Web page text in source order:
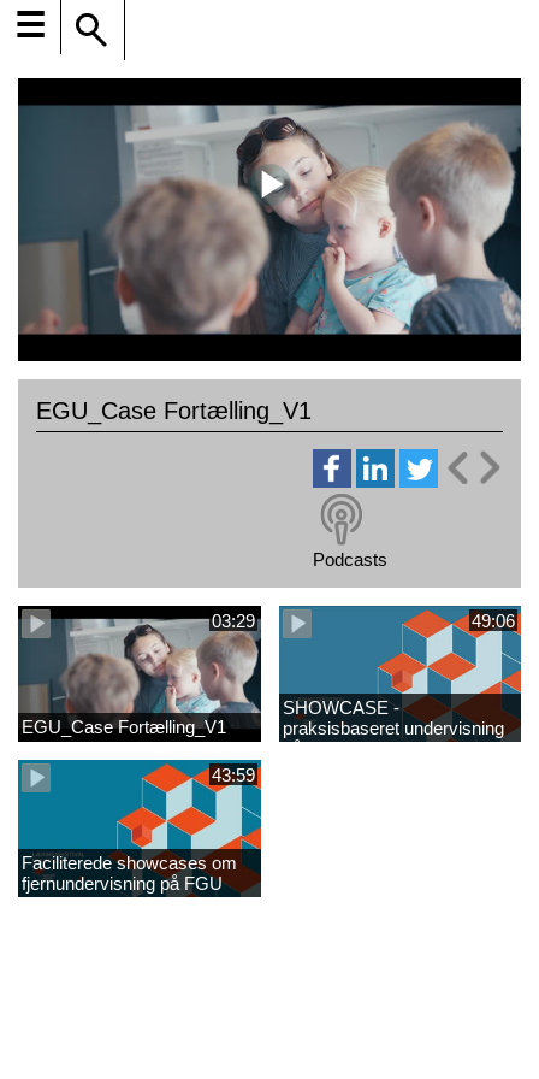
☰
EGU_Case Fortælling_V1
Podcasts
03:29
EGU_Case Fortælling_V1
49:06
SHOWCASE -
praksisbaseret undervisning
43:59
Faciliterede showcases om
fjernundervisning på FGU​